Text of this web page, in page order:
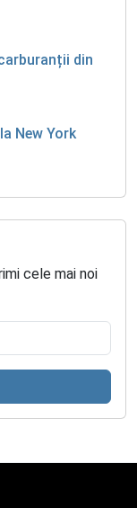
din
New York
cele mai noi